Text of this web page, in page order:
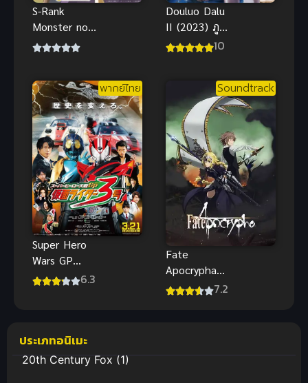
S-Rank
Monster no
“Behemoth”
มอธ)มอนส
เตอร์ S แรงค์
แต่ตอนนี้ถูก
เอลฟ์เลี้ยงใน
ฐาน(แมว)ครับ
Douluo Dalu
II (2023) ภูต
ถังซาน สำนัก
10
พากย์ไทย
Super Hero
Wars GP
Kamen Rider
มาสค์ไรเดอร์
หมายเลข 3
6.3
Soundtrack
Fate
Apocrypha
มหาสงคราม7.2
ประเภทอนิเมะ
20th Century Fox(1)